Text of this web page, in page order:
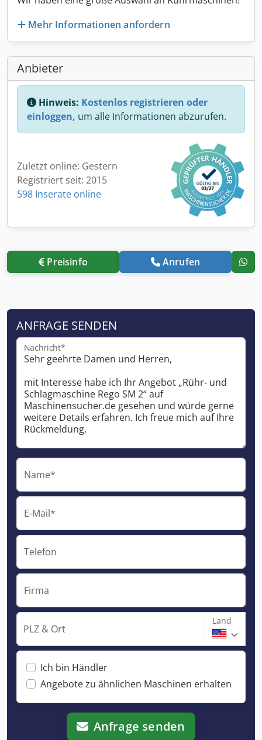
Mehr Informationen anfordern
Anbieter
Hinweis: Kostenlos registrieren oder
einloggen, um alle Informationen abzurufen.
Zuletzt online: Gestern
Registriert seit: 2015
598 Inserate online
Preisinfo Anrufen
ANFRAGE SENDEN
Nachricht*
Name*
E-Mail*
Telefon
Firma
PLZ & Ort
Land
Ich bin Händler
Angebote zu ähnlichen Maschinen erhalten
Anfrage senden